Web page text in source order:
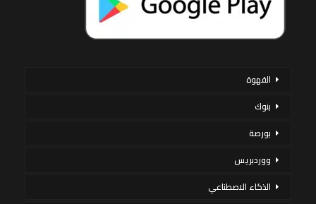
القهوة
بنوك
بورصة
ووردبريس
الذكاء الاصطناعي